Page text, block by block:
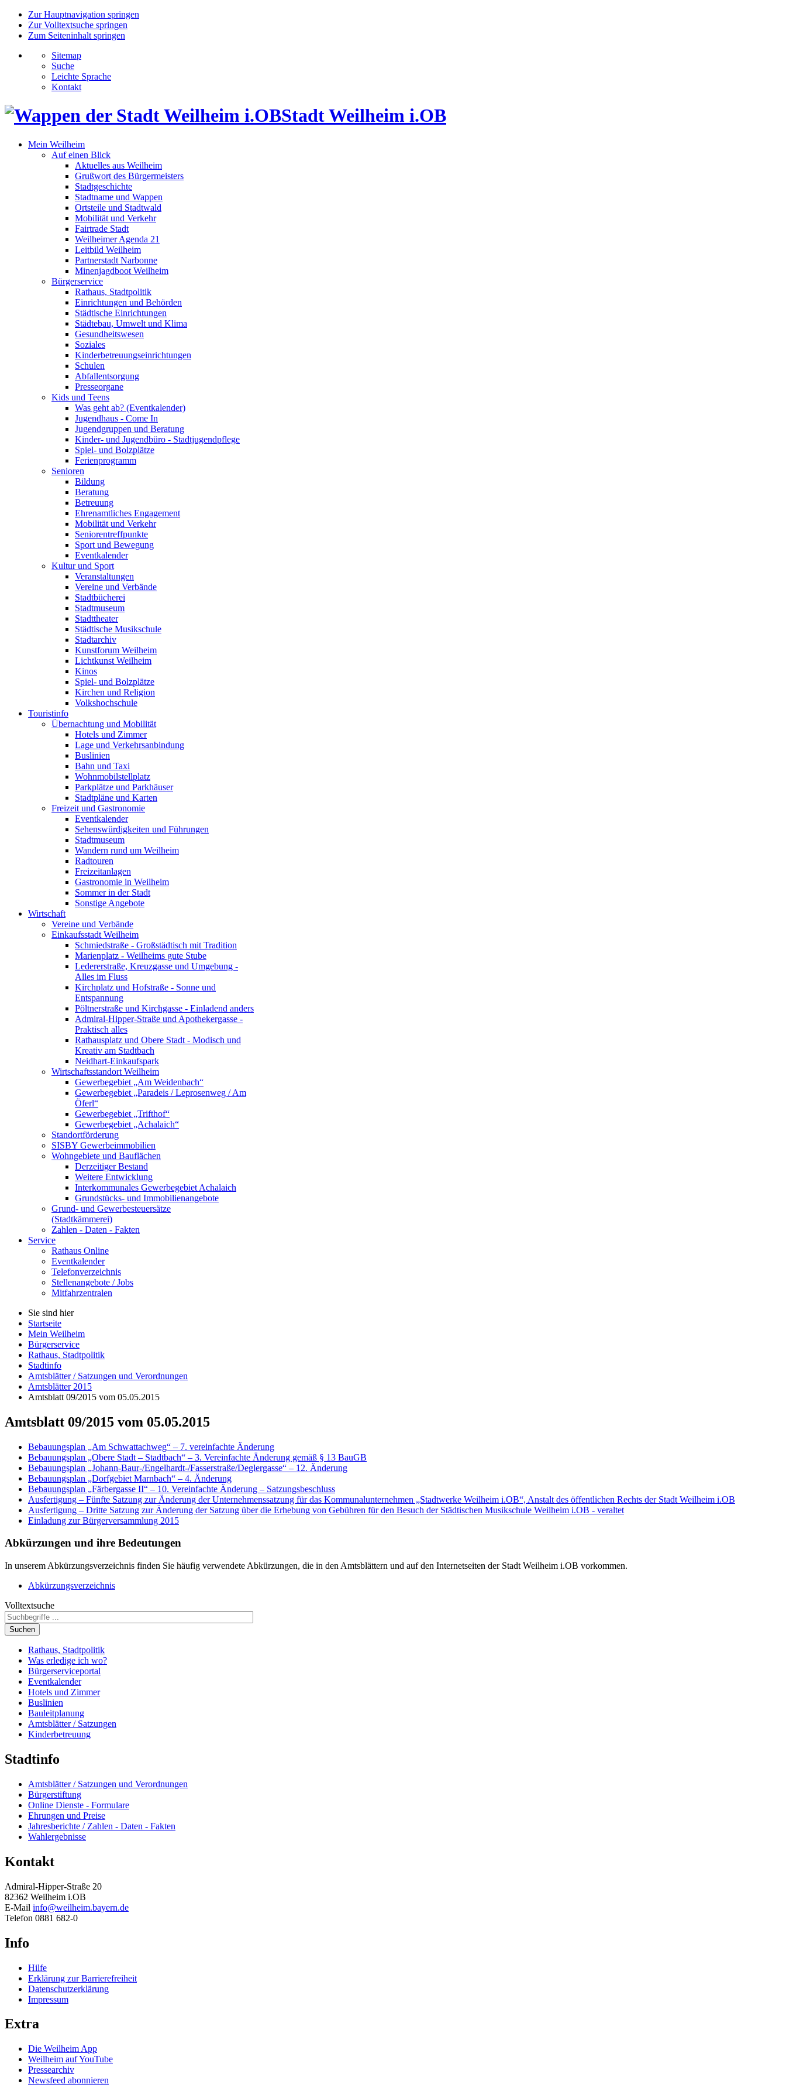
Zur Hauptnavigation springen
Zur Volltextsuche springen
Zum Seiteninhalt springen
Sitemap
Suche
Leichte Sprache
Kontakt
Stadt Weilheim i.OB
Mein Weilheim
Auf einen Blick
Aktuelles aus Weilheim
Grußwort des Bürgermeisters
Stadtgeschichte
Stadtname und Wappen
Ortsteile und Stadtwald
Mobilität und Verkehr
Fairtrade Stadt
Weilheimer Agenda 21
Leitbild Weilheim
Partnerstadt Narbonne
Minenjagdboot Weilheim
Bürgerservice
Rathaus, Stadtpolitik
Einrichtungen und Behörden
Städtische Einrichtungen
Städtebau, Umwelt und Klima
Gesundheitswesen
Soziales
Kinderbetreuungseinrichtungen
Schulen
Abfallentsorgung
Presseorgane
Kids und Teens
Was geht ab? (Eventkalender)
Jugendhaus - Come In
Jugendgruppen und Beratung
Kinder- und Jugendbüro - Stadtjugendpflege
Spiel- und Bolzplätze
Ferienprogramm
Senioren
Bildung
Beratung
Betreuung
Ehrenamtliches Engagement
Mobilität und Verkehr
Seniorentreffpunkte
Sport und Bewegung
Eventkalender
Kultur und Sport
Veranstaltungen
Vereine und Verbände
Stadtbücherei
Stadtmuseum
Stadttheater
Städtische Musikschule
Stadtarchiv
Kunstforum Weilheim
Lichtkunst Weilheim
Kinos
Spiel- und Bolzplätze
Kirchen und Religion
Volkshochschule
Touristinfo
Übernachtung und Mobilität
Hotels und Zimmer
Lage und Verkehrsanbindung
Buslinien
Bahn und Taxi
Wohnmobilstellplatz
Parkplätze und Parkhäuser
Stadtpläne und Karten
Freizeit und Gastronomie
Eventkalender
Sehenswürdigkeiten und Führungen
Stadtmuseum
Wandern rund um Weilheim
Radtouren
Freizeitanlagen
Gastronomie in Weilheim
Sommer in der Stadt
Sonstige Angebote
Wirtschaft
Vereine und Verbände
Einkaufsstadt Weilheim
Schmiedstraße - Großstädtisch mit Tradition
Marienplatz - Weilheims gute Stube
Ledererstraße, Kreuzgasse und Umgebung -
Alles im Fluss
Kirchplatz und Hofstraße - Sonne und
Entspannung
Pöltnerstraße und Kirchgasse - Einladend anders
Admiral-Hipper-Straße und Apothekergasse -
Praktisch alles
Rathausplatz und Obere Stadt - Modisch und
Kreativ am Stadtbach
Neidhart-Einkaufspark
Wirtschaftsstandort Weilheim
Gewerbegebiet „Am Weidenbach“
Gewerbegebiet „Paradeis / Leprosenweg / Am
Öferl“
Gewerbegebiet „Trifthof“
Gewerbegebiet „Achalaich“
Standortförderung
SISBY Gewerbeimmobilien
Wohngebiete und Bauflächen
Derzeitiger Bestand
Weitere Entwicklung
Interkommunales Gewerbegebiet Achalaich
Grundstücks- und Immobilienangebote
Grund- und Gewerbesteuersätze
(Stadtkämmerei)
Zahlen - Daten - Fakten
Service
Rathaus Online
Eventkalender
Telefonverzeichnis
Stellenangebote / Jobs
Mitfahrzentralen
Sie sind hier
Startseite
Mein Weilheim
Bürgerservice
Rathaus, Stadtpolitik
Stadtinfo
Amtsblätter / Satzungen und Verordnungen
Amtsblätter 2015
Amtsblatt 09/2015 vom 05.05.2015
Amtsblatt 09/2015 vom 05.05.2015
Bebauungsplan „Am Schwattachweg“ – 7. vereinfachte Änderung
Bebauungsplan „Obere Stadt – Stadtbach“ – 3. Vereinfachte Änderung gemäß § 13 BauGB
Bebauungsplan „Johann-Baur-/Engelhardt-/Fasserstraße/Deglergasse“ – 12. Änderung
Bebauungsplan „Dorfgebiet Marnbach“ – 4. Änderung
Bebauungsplan „Färbergasse II“ – 10. Vereinfachte Änderung – Satzungsbeschluss
Ausfertigung – Fünfte Satzung zur Änderung der Unternehmenssatzung für das Kommunalunternehmen „Stadtwerke Weilheim i.OB“, Anstalt des öffentlichen Rechts der Stadt Weilheim i.OB
Ausfertigung – Dritte Satzung zur Änderung der Satzung über die Erhebung von Gebühren für den Besuch der Städtischen Musikschule Weilheim i.OB - veraltet
Einladung zur Bürgerversammlung 2015
Abkürzungen und ihre Bedeutungen
In unserem Abkürzungsverzeichnis finden Sie häufig verwendete Abkürzungen, die in den Amtsblättern und auf den Internetseiten der Stadt Weilheim i.OB vorkommen.
Abkürzungsverzeichnis
Volltextsuche
Suchen
Rathaus, Stadtpolitik
Was erledige ich wo?
Bürgerserviceportal
Eventkalender
Hotels und Zimmer
Buslinien
Bauleitplanung
Amtsblätter / Satzungen
Kinderbetreuung
Stadtinfo
Amtsblätter / Satzungen und Verordnungen
Bürgerstiftung
Online Dienste - Formulare
Ehrungen und Preise
Jahresberichte / Zahlen - Daten - Fakten
Wahlergebnisse
Kontakt
Admiral-Hipper-Straße 20
82362 Weilheim i.OB
E-Mail info@weilheim.bayern.de
Telefon 0881 682-0
Info
Hilfe
Erklärung zur Barrierefreiheit
Datenschutzerklärung
Impressum
Extra
Die Weilheim App
Weilheim auf YouTube
Pressearchiv
Newsfeed abonnieren